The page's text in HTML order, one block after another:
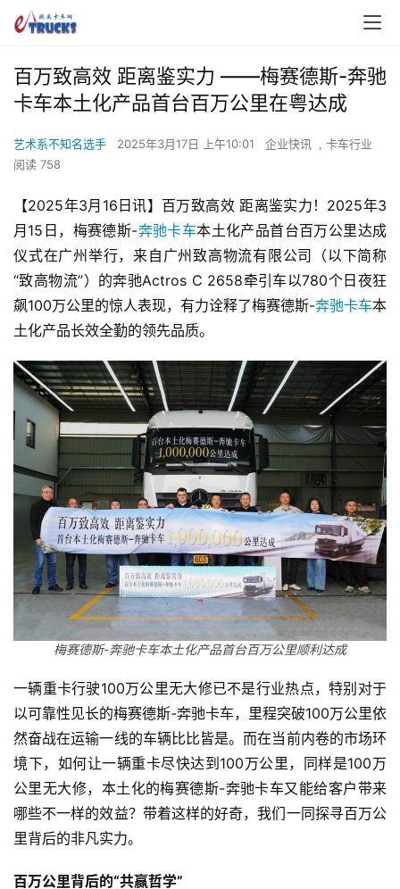
百万致高效 距离鉴实力 ——梅赛德斯-奔驰
卡车本土化产品首台百万公里在粤达成
艺术系不知名选手 2025年3月17日 上午10:01 企业快讯 , 卡车行业
阅读 758
【2025年3月16日讯】百万致高效 距离鉴实力！2025年3
月15日，梅赛德斯-奔驰卡车本土化产品首台百万公里达成
仪式在广州举行，来自广州致高物流有限公司（以下简称
“致高物流”）的奔驰Actros C 2658牵引车以780个日夜狂
飙100万公里的惊人表现，有力诠释了梅赛德斯-奔驰卡车本
土化产品长效全勤的领先品质。
梅赛德斯-奔驰卡车本土化产品首台百万公里顺利达成
一辆重卡行驶100万公里无大修已不是行业热点，特别对于
以可靠性见长的梅赛德斯-奔驰卡车，里程突破100万公里依
然奋战在运输一线的车辆比比皆是。而在当前内卷的市场环
境下，如何让一辆重卡尽快达到100万公里，同样是100万
公里无大修，本土化的梅赛德斯-奔驰卡车又能给客户带来
哪些不一样的效益？带着这样的好奇，我们一同探寻百万公
里背后的非凡实力。
百万公里背后的“共赢哲学”